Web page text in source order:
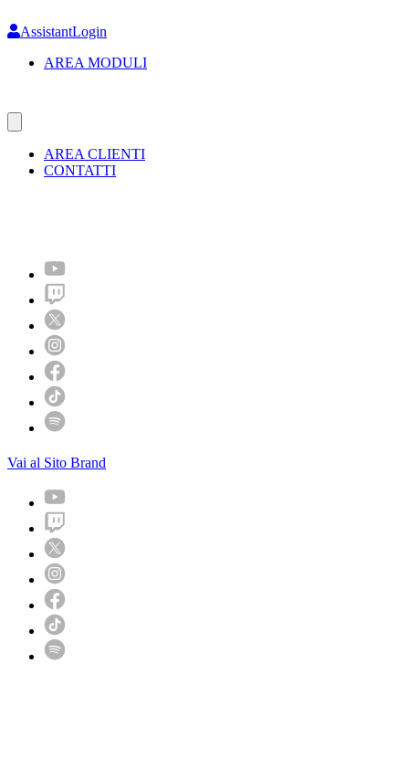
to
content
AssistantLogin
AREA MODULI
AREA CLIENTI
CONTATTI
Vai al Sito Brand